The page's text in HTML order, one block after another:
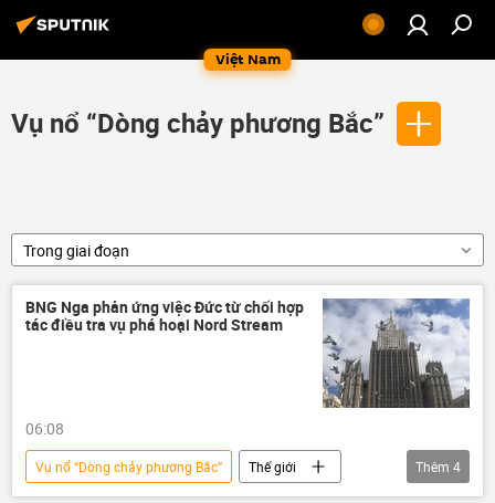
Việt Nam
Vụ nổ “Dòng chảy phương Bắc”
Trong giai đoạn
BNG Nga phản ứng việc Đức từ chối hợp
tác điều tra vụ phá hoại Nord Stream
06:08
Vụ nổ “Dòng chảy phương Bắc”
Thế giới
Thêm 4